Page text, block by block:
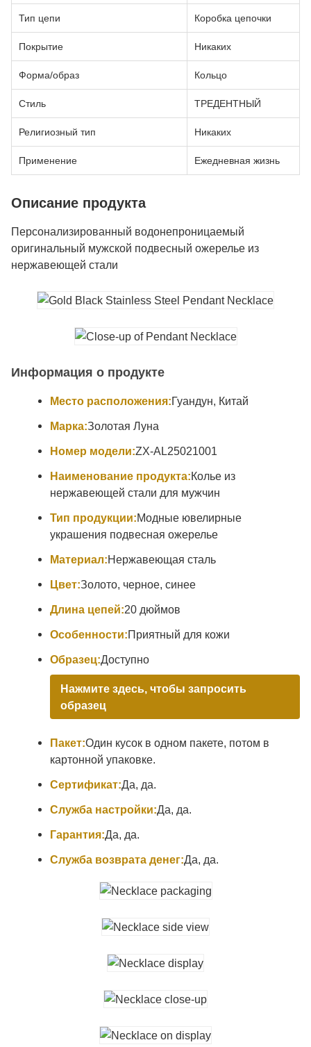
Тип цепи Коробка цепочки
Покрытие Никаких
Форма/образ Кольцо
Стиль ТРЕДЕНТНЫЙ
Религиозный тип Никаких
Применение Ежедневная жизнь
Описание продукта
Персонализированный водонепроницаемый
оригинальный мужской подвесный ожерелье из
нержавеющей стали
Информация о продукте
Место расположения:Гуандун, Китай
Марка:Золотая Луна
Номер модели:ZX-AL25021001
Наименование продукта:Колье из
нержавеющей стали для мужчин
Тип продукции:Модные ювелирные
украшения подвесная ожерелье
Материал:Нержавеющая сталь
Цвет:Золото, черное, синее
Длина цепей:20 дюймов
Особенности:Приятный для кожи
Образец:Доступно
Нажмите здесь, чтобы запросить
образец
Пакет:Один кусок в одном пакете, потом в
картонной упаковке.
Сертификат:Да, да.
Служба настройки:Да, да.
Гарантия:Да, да.
Служба возврата денег:Да, да.